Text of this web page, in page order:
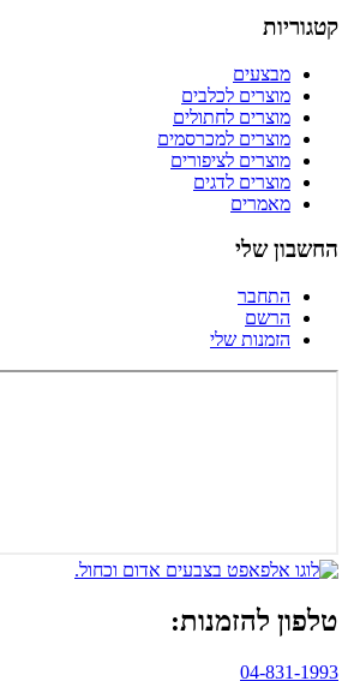
קטגוריות
מבצעים
מוצרים לכלבים
מוצרים לחתולים
מוצרים למכרסמים
מוצרים לציפורים
מוצרים לדגים
מאמרים
החשבון שלי
התחבר
הרשם
הזמנות שלי
טלפון להזמנות:
04-831-1993